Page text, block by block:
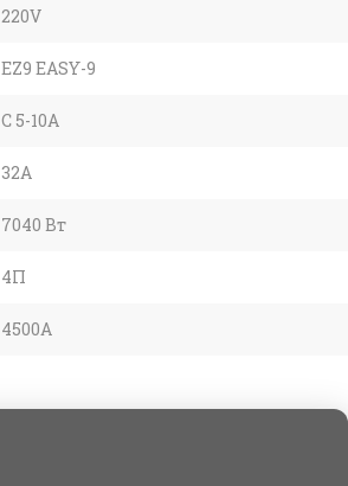
220V
EZ9 EASY-9
С 5-10А
32A
7040 Вт
4П
4500А